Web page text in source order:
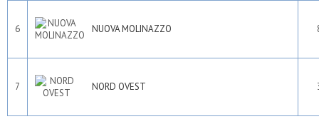
6 NUOVA MOLINAZZO
7 NORD OVEST